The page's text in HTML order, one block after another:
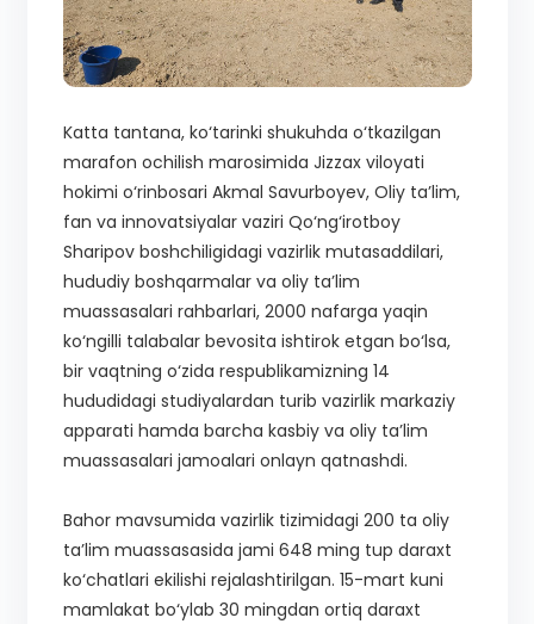
Katta tantana, ko‘tarinki shukuhda o‘tkazilgan
marafon ochilish marosimida Jizzax viloyati
hokimi o‘rinbosari Akmal Savurboyev, Oliy ta’lim,
fan va innovatsiyalar vaziri Qo‘ng‘irotboy
Sharipov boshchiligidagi vazirlik mutasaddilari,
hududiy boshqarmalar va oliy ta’lim
muassasalari rahbarlari, 2000 nafarga yaqin
ko‘ngilli talabalar bevosita ishtirok etgan bo‘lsa,
bir vaqtning o‘zida respublikamizning 14
hududidagi studiyalardan turib vazirlik markaziy
apparati hamda barcha kasbiy va oliy ta’lim
muassasalari jamoalari onlayn qatnashdi.
Bahor mavsumida vazirlik tizimidagi 200 ta oliy
ta’lim muassasasida jami 648 ming tup daraxt
ko‘chatlari ekilishi rejalashtirilgan. 15-mart kuni
mamlakat bo‘ylab 30 mingdan ortiq daraxt